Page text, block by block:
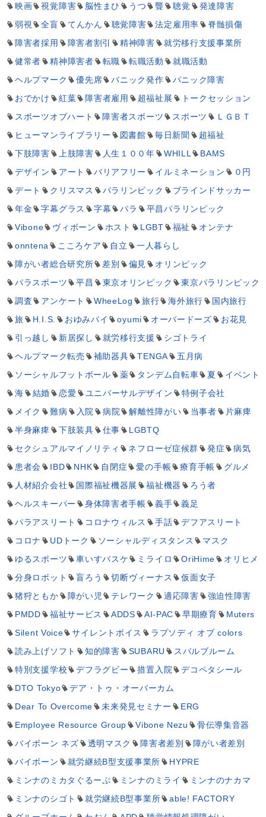
映画
視覚障害 脳性まひ うつ 聾 聴覚
発達障害
弱視
全盲 てんかん 聴覚障害 法定雇用率
脊髄損傷
障害者採用
障害者割引 精神障害
就労移行支援事業所
健常者
精神障害者 転職 転職活動
就職活動
ヘルプマーク
優先席 パニック発作
パニック障害
おでかけ
紅葉 障害者雇用 超福祉展
トークセッション
スポーツオブハート
障害者スポーツ スポーツ
ＬＧＢＴ
ヒューマンライブラリー
図書館 毎日新聞
超福祉
下肢障害
上肢障害 人生１００年 WHILL
BAMS
デザイン
アート バリアフリー イルミネーション
０円
デート
クリスマス パラリンピック
ブラインドサッカー
年金
字幕グラス 字幕 パラ
平昌パラリンピック
Vibone
ヴィボーン ホスト LGBT 福祉
オンテナ
onntena
こころケア 自立
一人暮らし
障がい者総合研究所
差別 偏見
オリンピック
パラスポーツ
平昌 東京オリンピック
東京パラリンピック
調査
アンケート WheeLog 旅行 海外旅行
国内旅行
旅
H.I.S. おゆみパイ oyumi オーバードーズ
お花見
引っ越し
新居探し 就労移行支援
シゴトライ
ヘルプマーク転売
補助器具 TENGA
五月病
ソーシャルフットボール
薬 タンデム自転車 夏
イベント
海
結婚 恋愛 ユニバーサルデザイン
特例子会社
メイク
難病 入院 病院 解離性障がい 当事者
片麻痺
半身麻痺
下肢装具 仕事
LGBTQ
セクシュアルマイノリティ
ネフローゼ症候群 発症
病気
患者会
IBD NHK 自閉症 愛の手帳 療育手帳
グルメ
人材紹介会社
国際福祉機器展 福祉機器
ろう者
ヘルスキーパー
身体障害者手帳 義手
義足
パラアスリート
コロナウィルス 手話
デフアスリート
コロナ
UDトーク ソーシャルディスタンス
マスク
ゆるスポーツ
車いすバスケ ミライロ OriHime
オリヒメ
分身ロボット
盲ろう 切断ヴィーナス
仮面女子
猪狩ともか
障がい児 テレワーク 適応障害
強迫性障害
PMDD
福祉サービス ADDS AI-PAC 早期療育
Muters
Silent Voice
サイレントボイス
ラプソディ オブ colors
読み上げソフト
知的障害 SUBARU
スバルブルーム
特別支援学校
デフラグビー 措置入院
デコペタシール
DTO Tokyo
デア・トゥ・オーバーカム
Dear To Overcome
未来発見セミナー
ERG
Employee Resource Group
Vibone Nezu
骨伝導集音器
バイボーン ネズ
透明マスク 障害者差別
障がい者差別
バイボーン
就労継続B型支援事業所
HYPRE
ミンナのミカタぐるーぷ
ミンナのミライ
ミンナのナカマ
ミンナのシゴト
就労継続B型事業所
able! FACTORY